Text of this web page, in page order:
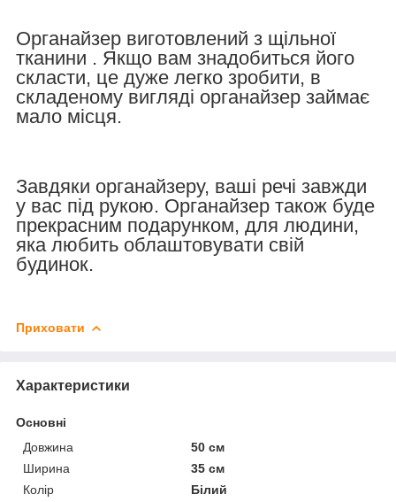
Органайзер виготовлений з щільної
тканини . Якщо вам знадобиться його
скласти, це дуже легко зробити, в
складеному вигляді органайзер займає
мало місця.
Завдяки органайзеру, ваші речі завжди
у вас під рукою. Органайзер також буде
прекрасним подарунком, для людини,
яка любить облаштовувати свій
будинок.
Приховати
Характеристики
Основні
Довжина
50 см
Ширина
35 см
Колір
Білий